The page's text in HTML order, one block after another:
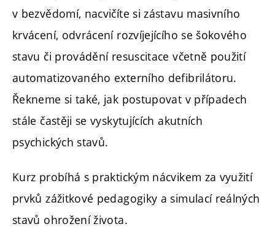
v bezvědomí, nacvičíte si zástavu masivního
krvácení, odvrácení rozvíjejícího se šokového
stavu či provádění resuscitace včetně použití
automatizovaného externího defibrilátoru.
Řekneme si také, jak postupovat v případech
stále častěji se vyskytujících akutních
psychických stavů.
Kurz probíhá s praktickým nácvikem za využití
prvků zážitkové pedagogiky a simulací reálných
stavů ohrožení života.